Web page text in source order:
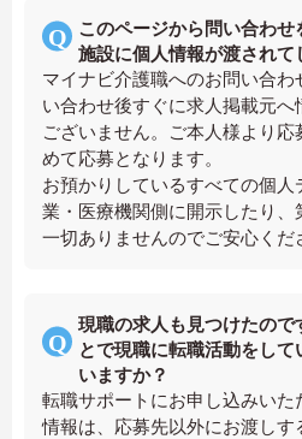
このページから問い合わ
施設に個人情報が渡されて
マイナビ介護職へのお問い合わ
い合わせ後すぐに求人掲載元
ございません。ご本人様より
めて応募となります。
お預かりしているすべての個人
業・医療機関側に開示したり、
一切ありませんのでご安心くだ
現職の求人も見つけたので
とで現職に転職活動をして
いますか？
転職サポートにお申し込みいた
情報は、応募先以外にお渡し